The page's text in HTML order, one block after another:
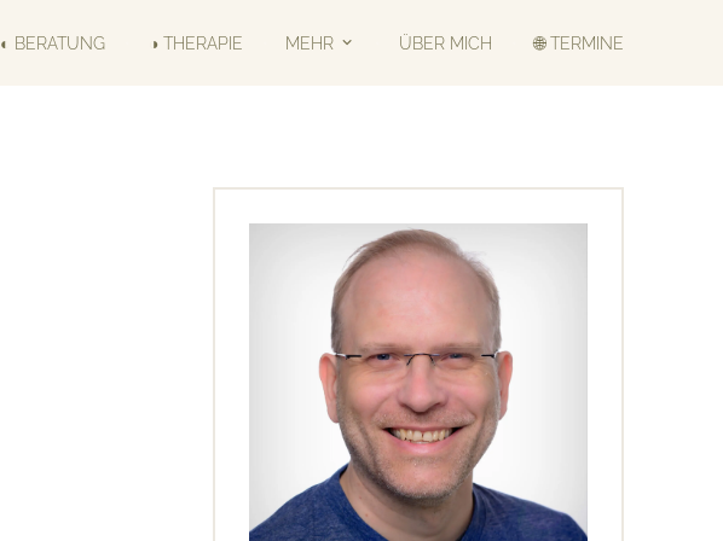
◐ BERATUNG ◑ THERAPIE MEHR ÜBER MICH 🌐 TERMINE